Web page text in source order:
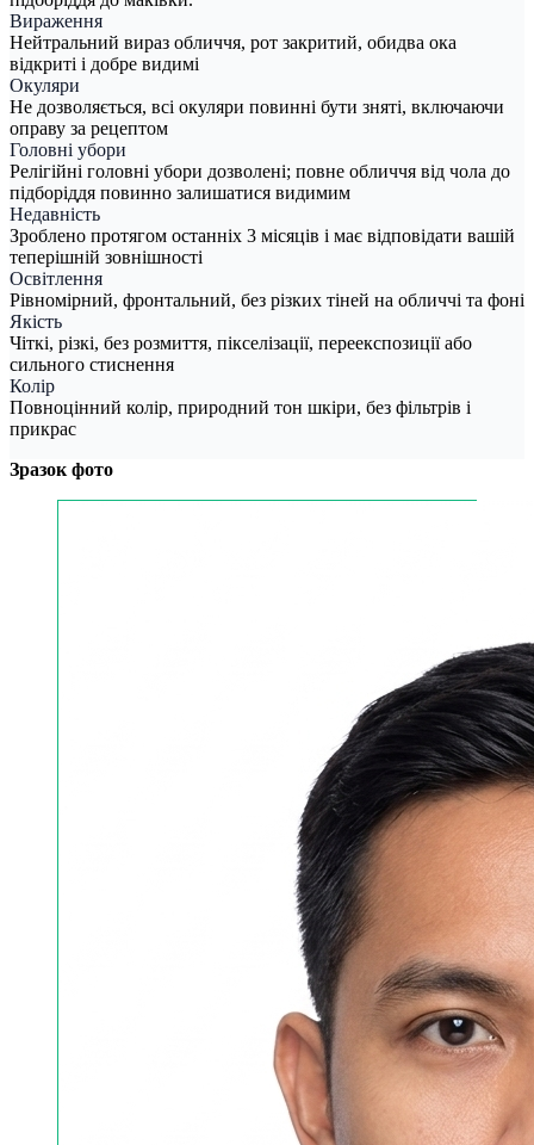
Вираження
Нейтральний вираз обличчя, рот закритий, обидва ока
відкриті і добре видимі
Окуляри
Не дозволяється, всі окуляри повинні бути зняті, включаючи
оправу за рецептом
Головні убори
Релігійні головні убори дозволені; повне обличчя від чола до
підборіддя повинно залишатися видимим
Недавність
Зроблено протягом останніх 3 місяців і має відповідати вашій
теперішній зовнішності
Освітлення
Рівномірний, фронтальний, без різких тіней на обличчі та фоні
Якість
Чіткі, різкі, без розмиття, пікселізації, переекспозиції або
сильного стиснення
Колір
Повноцінний колір, природний тон шкіри, без фільтрів і
прикрас
Зразок фото